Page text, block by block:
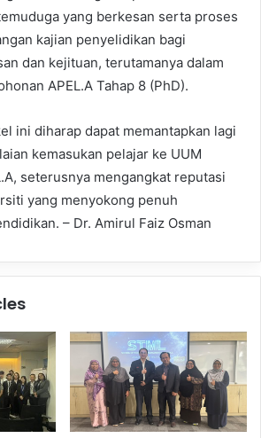
yang berkesan serta proses
kajian penyelidikan bagi
dan kejituan, terutamanya dalam
APEL.A Tahap 8 (PhD).
ini diharap dapat memantapkan lagi
kemasukan pelajar ke UUM
seterusnya mengangkat reputasi
yang menyokong penuh
– Dr. Amirul Faiz Osman